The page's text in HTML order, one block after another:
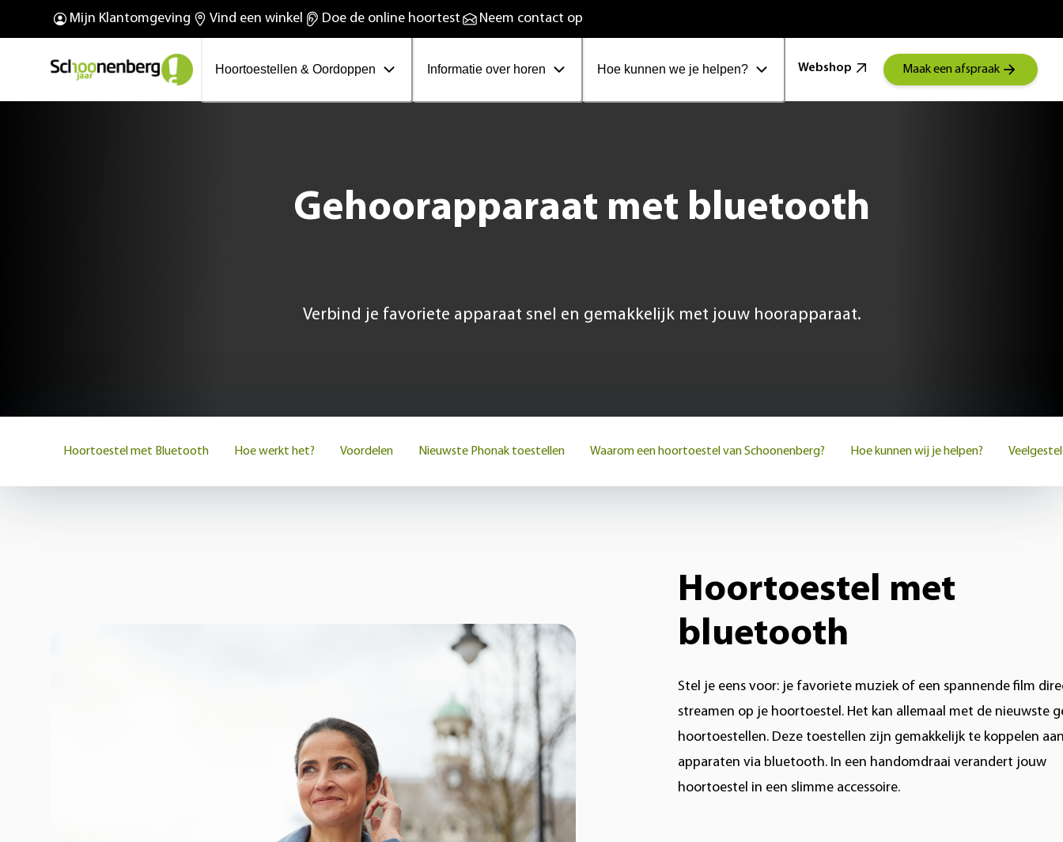
Mijn Klantomgeving Vind een winkel Doe de online hoortest Neem contact op
Hoortoestellen & Oordoppen Informatie over horen Hoe kunnen we je helpen? Webshop Maak een afspraak
De nieuwe Phonak Virto™
R Infinio
Oplaadbare hoortoestellen
100 Jaar Schoonenberg
Wij bestaan 100 jaar!
Gehoorapparaat met bluetooth
Verbind je favoriete apparaat snel en gemakkelijk met jouw hoorapparaat.
Hoortoestel met Bluetooth Hoe werkt het? Voordelen Nieuwste Phonak toestellen Waarom een hoortoestel van Schoonenberg? Hoe kunnen wij je helpen?
Hoortoestel met
bluetooth
Stel je eens voor: je favoriete muziek of een spannende film
streamen op je hoortoestel. Het kan allemaal met de nieuwste
hoortoestellen. Deze toestellen zijn gemakkelijk te koppelen
apparaten via bluetooth. In een handomdraai verandert jouw
hoortoestel in een slimme accessoire.